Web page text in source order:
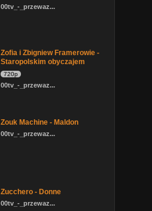
00tv_-_przewaz...
Zofia i Zbigniew Framerowie -
Staropolskim obyczajem
720p
00tv_-_przewaz...
Zouk Machine - Maldon
00tv_-_przewaz...
Zucchero - Donne
00tv_-_przewaz...